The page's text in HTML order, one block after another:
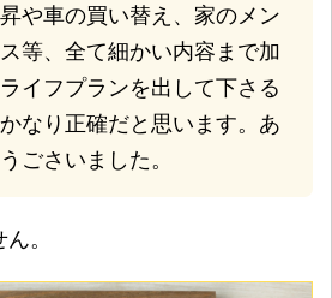
や車の買い替え、家のメン
等、全て細かい内容まで加
イフプランを出して下さる
なり正確だと思います。あ
ごさいました。
。